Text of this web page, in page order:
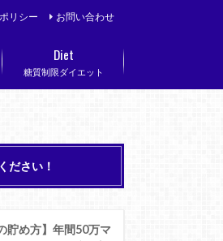
リシー お問い合わせ
糖質制限ダイエット
Diet
ださい！
貯め方】年間50万マ